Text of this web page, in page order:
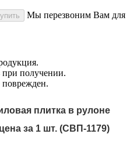
Мы перезвоним Вам для
при получении.
поврежден.
плитка в рулоне
за 1 шт. (СВП-1179)